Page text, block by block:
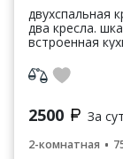
двухспальная
два кресла.
встроенная кухня. метро Пионерская 2
2500 За
2-комнатная